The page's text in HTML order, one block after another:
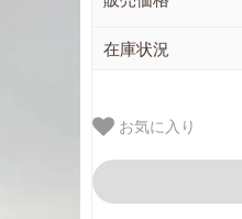
在庫状況
お気に入り